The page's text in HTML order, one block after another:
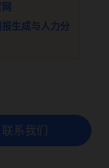
生成与人力分
企业工作场景的
业内外的知识回
联系我们